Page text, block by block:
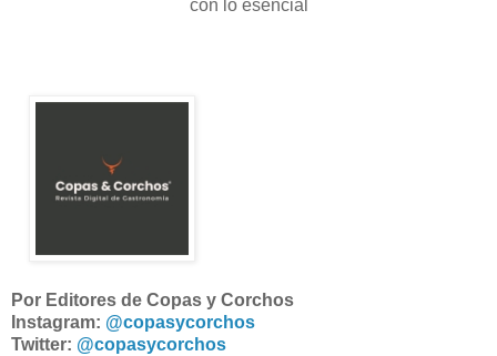
con lo esencial
Por Editores de Copas y Corchos
Instagram: @copasycorchos
Twitter: @copasycorchos